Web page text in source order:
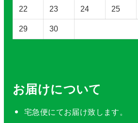
22 23 24 25
29 30
お届けについて
宅急便にてお届け致します。